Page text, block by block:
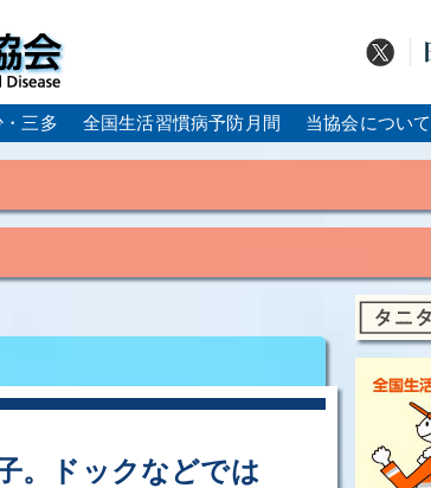
三多 全国生活習慣病予防月間 当協会について
高尿酸血症／痛風
心筋梗塞 狭心症 脳梗塞
脳出血
大腸
歯周病
。ドックなどでは